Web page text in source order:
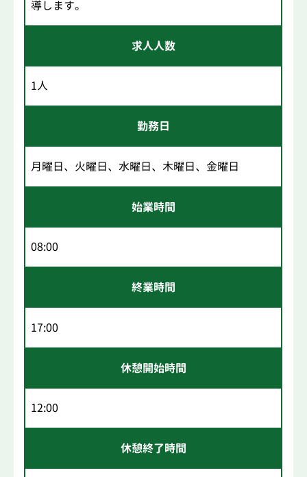
導します。
求人人数
1人
勤務日
月曜日、火曜日、水曜日、木曜日、金曜日
始業時間
08:00
終業時間
17:00
休憩開始時間
12:00
休憩終了時間